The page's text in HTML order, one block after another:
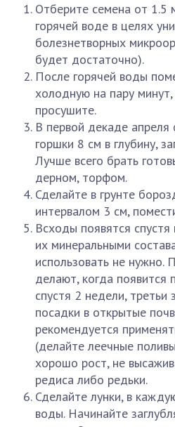
Отберите семена от 1.5
горячей воде в целях
болезнетворных
будет достаточно).
После горячей воды
холодную на пару
просушите.
В первой декаде апреля
горшки 8 см в глубину,
Лучше всего брать
дерном, торфом.
Сделайте в грунте
интервалом 3 см,
Всходы появятся
их минеральными
использовать не нужно.
делают, когда появится
спустя 2 недели, третьи
посадки в открытые
рекомендуется
(делайте леечные
хорошо рост, не
редиса либо редьки.
Сделайте лунки, в
воды. Начинайте